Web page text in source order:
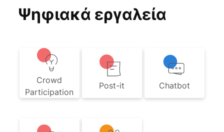
Ψηφιακά εργαλεία
Crowd
Participation
Post-it Chatbot